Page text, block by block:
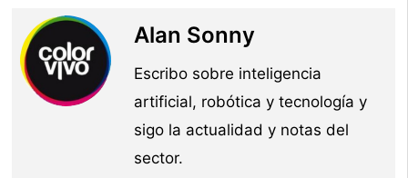
Alan Sonny
Escribo sobre inteligencia
artificial, robótica y tecnología y
sigo la actualidad y notas del
sector.